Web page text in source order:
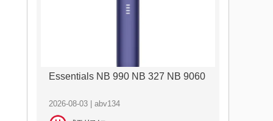
Essentials NB 990 NB 327 NB 9060
2026-08-03 | abv134